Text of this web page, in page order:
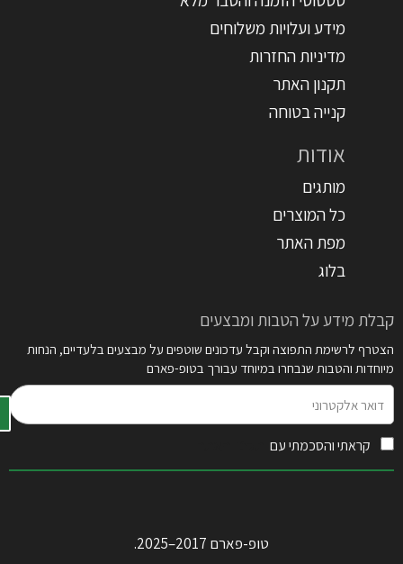
מידע ועלויות משלוחים
מדיניות החזרות
תקנון האתר
קנייה בטוחה
אודות
מותגים
כל המוצרים
מפת האתר
בלוג
קבלת מידע על הטבות ומבצעים
הצטרף לרשימת התפוצה וקבל עדכונים שוטפים על מבצעים בלעדיים, הנחות
מיוחדות והטבות שנבחרו במיוחד עבורך בטופ-פארם
אלקטרוני
קראתי והסכמתי עם
טופ-פארם 2017–2025.